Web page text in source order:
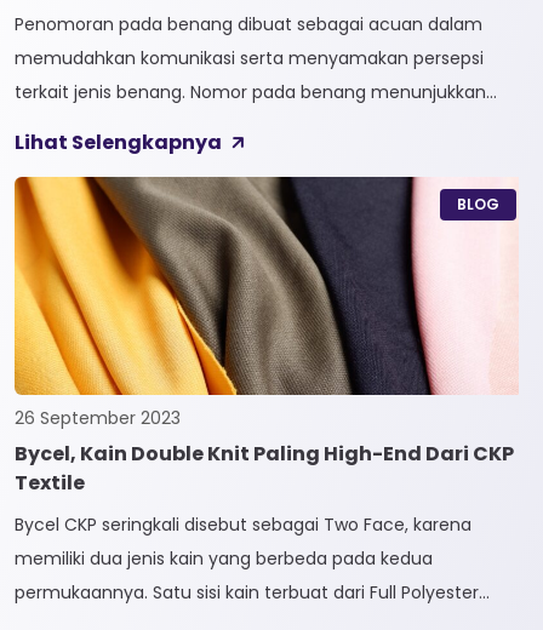
Penomoran pada benang dibuat sebagai acuan dalam
memudahkan komunikasi serta menyamakan persepsi
terkait jenis benang. Nomor pada benang menunjukkan
penomoran sendiri terbagi menjadi dua, Tidak Langsung dan
Langsung. 1. Penomoran Tidak Langsung Penomoran Tidak
Langsung biasa diaplikasikan pada jenis Natural Fiber, seperti
Rayon dan Cotton. Satuan yang paling […]
Lihat Selengkapnya
BLOG
26 September 2023
Bycel, Kain Double Knit Paling High-End Dari CKP
Textile
Bycel CKP seringkali disebut sebagai Two Face, karena
memiliki dua jenis kain yang berbeda pada kedua
permukaannya. Satu sisi kain terbuat dari Full Polyester